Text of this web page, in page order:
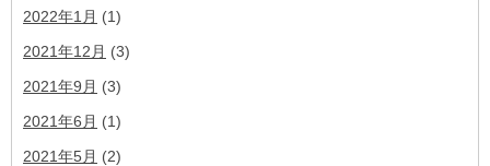
2022年1月 (1)
2021年12月 (3)
2021年9月 (3)
2021年6月 (1)
2021年5月 (2)